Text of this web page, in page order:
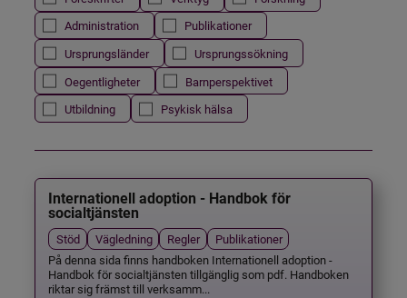
Administration
Publikationer
Ursprungsländer
Ursprungssökning
Oegentligheter
Barnperspektivet
Utbildning
Psykisk hälsa
Internationell adoption - Handbok för
socialtjänsten
Stöd Vägledning Regler
Publikationer
På denna sida finns handboken Internationell adoption -
Handbok för socialtjänsten tillgänglig som pdf. Handboken
riktar sig främst till verksamm...